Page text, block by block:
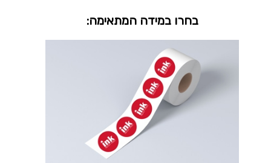
בחרו במידה המתאימה: